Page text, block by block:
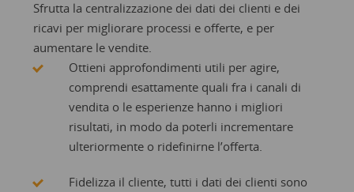
Sfrutta la centralizzazione dei dati dei clienti e dei
ricavi per migliorare processi e offerte, e per
aumentare le vendite.
Ottieni approfondimenti utili per agire,
comprendi esattamente quali fra i canali di
vendita o le esperienze hanno i migliori
risultati, in modo da poterli incrementare
ulteriormente o ridefinirne l’offerta.
Fidelizza il cliente, tutti i dati dei clienti sono